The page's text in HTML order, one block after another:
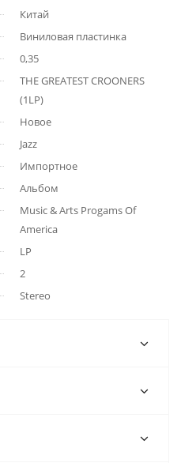
Китай
Виниловая пластинка
0,35
THE GREATEST CROONERS
(1LP)
Новое
Jazz
Импортное
Альбом
Music & Arts Progams Of
America
LP
2
Stereo